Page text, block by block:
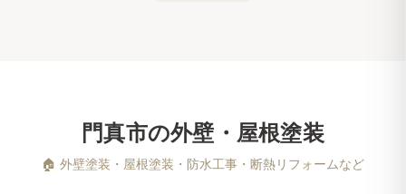
門真市の外壁・屋根塗装
🏠 外壁塗装・屋根塗装・防水工事・断熱リフォームなど